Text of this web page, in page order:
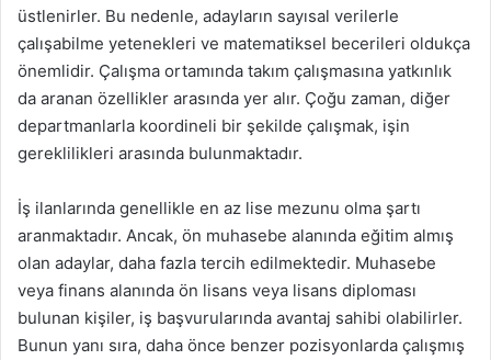
üstlenirler. Bu nedenle, adayların sayısal verilerle
çalışabilme yetenekleri ve matematiksel becerileri oldukça
önemlidir. Çalışma ortamında takım çalışmasına yatkınlık
da aranan özellikler arasında yer alır. Çoğu zaman, diğer
departmanlarla koordineli bir şekilde çalışmak, işin
gereklilikleri arasında bulunmaktadır.
İş ilanlarında genellikle en az lise mezunu olma şartı
aranmaktadır. Ancak, ön muhasebe alanında eğitim almış
olan adaylar, daha fazla tercih edilmektedir. Muhasebe
veya finans alanında ön lisans veya lisans diploması
bulunan kişiler, iş başvurularında avantaj sahibi olabilirler.
Bunun yanı sıra, daha önce benzer pozisyonlarda çalışmış